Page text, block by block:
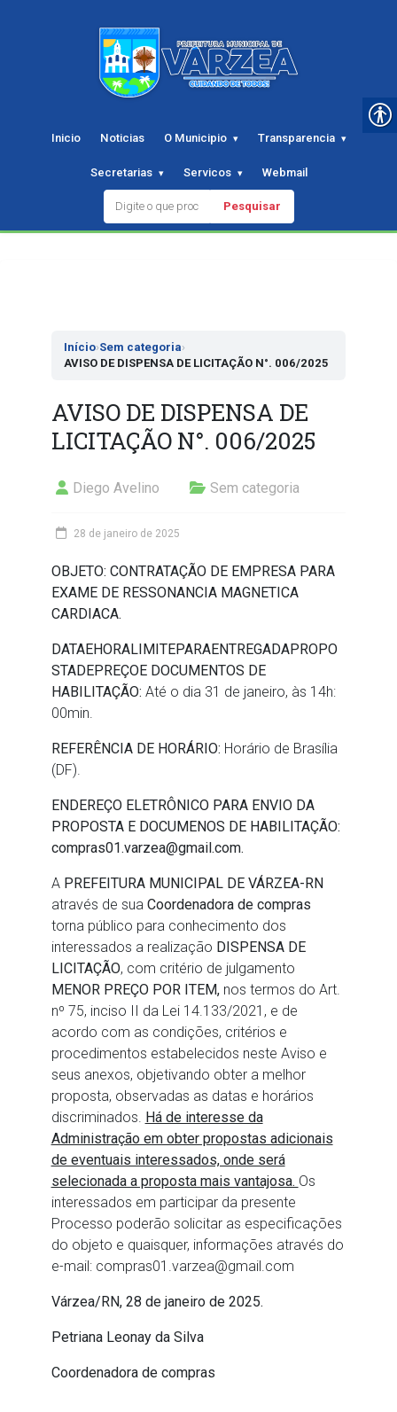
Inicio Noticias O Municipio Transparencia
Secretarias Servicos Webmail
Pesquisar
Início›Sem categoria›
AVISO DE DISPENSA DE LICITAÇÃO N°. 006/2025
AVISO DE DISPENSA DE
LICITAÇÃO N°. 006/2025
Diego Avelino Sem categoria
28 de janeiro de 2025
OBJETO: CONTRATAÇÃO DE EMPRESA PARA
EXAME DE RESSONANCIA MAGNETICA
CARDIACA.
DATAEHORALIMITEPARAENTREGADAPROPO
STADEPREÇOE DOCUMENTOS DE
HABILITAÇÃO: Até o dia 31 de janeiro, às 14h:
00min.
REFERÊNCIA DE HORÁRIO: Horário de Brasília
(DF).
ENDEREÇO ELETRÔNICO PARA ENVIO DA
PROPOSTA E DOCUMENOS DE HABILITAÇÃO:
compras01.varzea@gmail.com.
A PREFEITURA MUNICIPAL DE VÁRZEA-RN
através de sua Coordenadora de compras
torna público para conhecimento dos
interessados a realização DISPENSA DE
LICITAÇÃO, com critério de julgamento
MENOR PREÇO POR ITEM,nos termos do Art.
nº 75, inciso II da Lei 14.133/2021, e de
acordo com as condições, critérios e
procedimentos estabelecidos neste Aviso e
seus anexos, objetivando obter a melhor
proposta, observadas as datas e horários
discriminados. Há de interesse da
Administração em obter propostas adicionais
de eventuais interessados, onde será
selecionada a proposta mais vantajosa. Os
interessados em participar da presente
Processo poderão solicitar as especificações
do objeto e quaisquer, informações através do
e-mail: compras01.varzea@gmail.com
Várzea/RN, 28 de janeiro de 2025.
Petriana Leonay da Silva
Coordenadora de compras